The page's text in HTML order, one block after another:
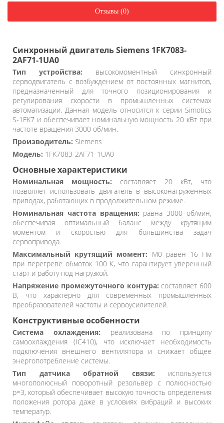
Отзывы (0)
Синхронный двигатель Siemens 1FK7083-
2AF71-1UA0
Тип устройства: высокомоментный синхронный
серводвигатель с возбуждением от постоянных магнитов,
предназначенный для точного позиционирования и
регулирования скорости в промышленных системах
автоматизации. Данная модель относится к серии Simotics
S-1FK7 и обеспечивает номинальную мощность 20 кВт при
частоте вращения 3000 об/мин.
Производитель: Siemens
Модель: 1FK7083-2AF71-1UA0
Основные характеристики
Номинальная мощность: составляет 20 кВт, что
позволяет использовать двигатель в высоконагруженных
приводах, работающих в продолжительном режиме.
Номинальная частота вращения: равна 3000 об/мин,
обеспечивая оптимальный баланс между крутящим
моментом и скоростью для большинства задач
сервопривода.
Максимальный крутящий момент: M0 равен 16 Нм
при перегреве обмоток 100 К, что гарантирует уверенный
старт и работу под нагрузкой.
Напряжение промежуточного контура: составляет 600
В, что характерно для современных промышленных
преобразователей частоты и сервоусилителей.
Конструктивные особенности
Система охлаждения: реализована по принципу
самоохлаждения (IC410), что исключает необходимость
подключения внешнего вентилятора и снижает общее
энергопотребление системы.
Тип датчика обратной связи: используется
многополюсный поворотный резольвер с полюсностью
p=3, который обеспечивает высокую точность определения
положения ротора даже в условиях вибраций и высоких
температур.